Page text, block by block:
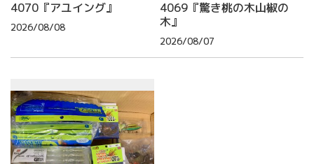
4070『アユイング』
2026/08/08
4069『驚き桃の木山椒の
木』
2026/08/07